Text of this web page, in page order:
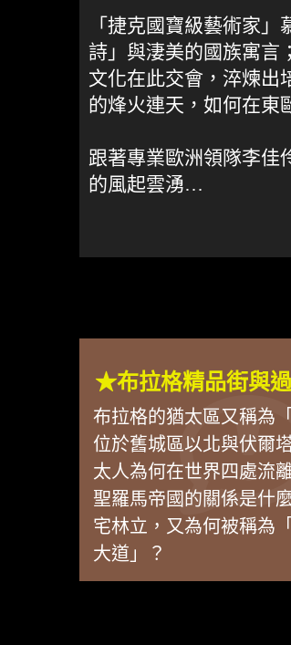
「捷克國寶級藝術家
詩」與淒美的國族寓言
文化在此交會，淬煉出
的烽火連天，如何在東
跟著專業歐洲領隊李佳
的風起雲湧…
★布拉格精品街與
布拉格的猶太區又稱為
位於舊城區以北與伏爾
太人為何在世界四處流
聖羅馬帝國的關係是什
宅林立，又為何被稱為
大道」？